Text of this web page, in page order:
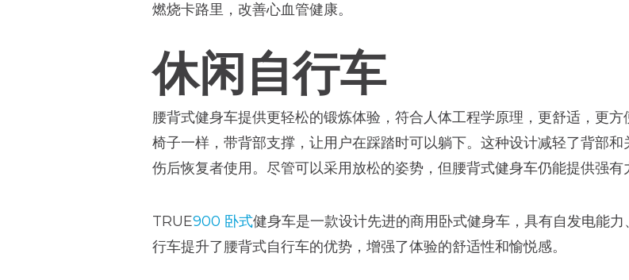
燃烧卡路里，改善心血管健康。
休闲自行车
腰背式健身车提供更轻松的锻炼体验，符合人体工程学原理，更舒适，更
椅子一样，带背部支撑，让用户在踩踏时可以躺下。这种设计减轻了背部
伤后恢复者使用。尽管可以采用放松的姿势，但腰背式健身车仍能提供强有
TRUE900 卧式健身车是一款设计先进的商用卧式健身车，具有自发电能
行车提升了腰背式自行车的优势，增强了体验的舒适性和愉悦感。